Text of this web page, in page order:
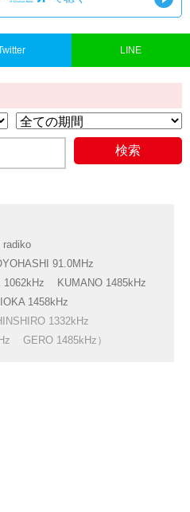
LINE
radiko
91.0MHz
1062kHz
KUMANO 1485kHz
1458kHz
1332kHz
GERO 1485kHz）